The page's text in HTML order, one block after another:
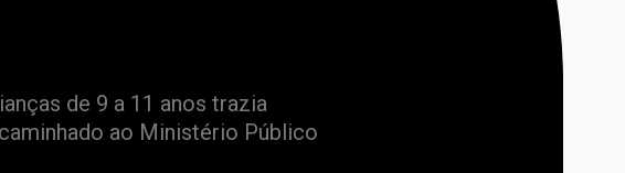
de 9 a 11 anos trazia
ao Ministério Público